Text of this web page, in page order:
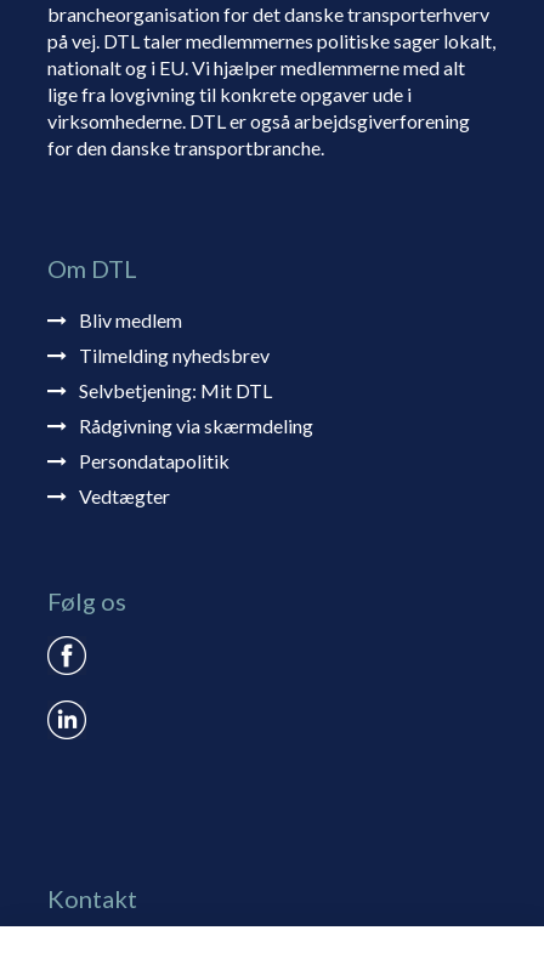
brancheorganisation for det danske transporterhverv
på vej. DTL taler medlemmernes politiske sager lokalt,
nationalt og i EU. Vi hjælper medlemmerne med alt
lige fra lovgivning til konkrete opgaver ude i
virksomhederne. DTL er også arbejdsgiverforening
for den danske transportbranche.
Om DTL
Bliv medlem
Tilmelding nyhedsbrev
Selvbetjening: Mit DTL
Rådgivning via skærmdeling
Persondatapolitik
Vedtægter
Følg os
Kontakt